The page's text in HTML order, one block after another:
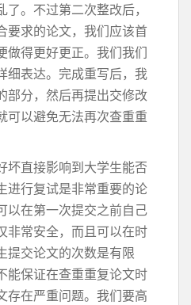
。不过第二次整改后，
要求的论文，我们应该首
做得更好更正。我们我们
细表达。完成重写后，我
部分，然后再提出交修改
可以避免无法再次查重重
坏直接影响到大学生能否
进行复试是非常重要的论
以在第一次提交之前自己
非常安全，而且可以在时
提交论文的次数是有限
能保证在查重重复论文时
存在严重问题。我们要高